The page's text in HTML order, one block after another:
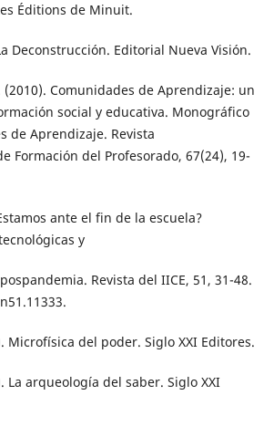
Éditions de Minuit.
Deconstrucción. Editorial Nueva Visión.
(2010). Comunidades de Aprendizaje: un
social y educativa. Monográfico
de Aprendizaje. Revista
Formación del Profesorado, 67(24), 19-
ante el fin de la escuela?
y
Revista del IICE, 51, 31-48.
Microfísica del poder. Siglo XXI Editores.
La arqueología del saber. Siglo XXI